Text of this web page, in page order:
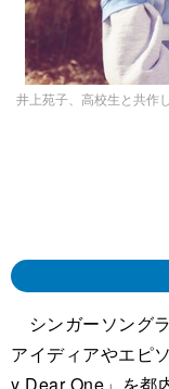
井上苑子、高校生と共作
シンガーソング
アイディアやエピ